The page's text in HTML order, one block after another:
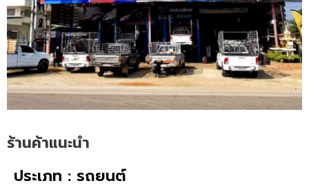
ร้านค้าแนะนำ
ประเภท : รถยนต์